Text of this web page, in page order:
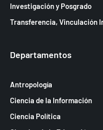
Investigación y Posgrado
Transferencia, Vinculación
Departamentos
Antropología
Ciencia de la Información
Ciencia Política